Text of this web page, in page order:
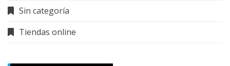
Sin categoría
Tiendas online